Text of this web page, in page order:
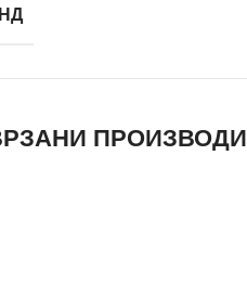
ПРОИЗВОДИ